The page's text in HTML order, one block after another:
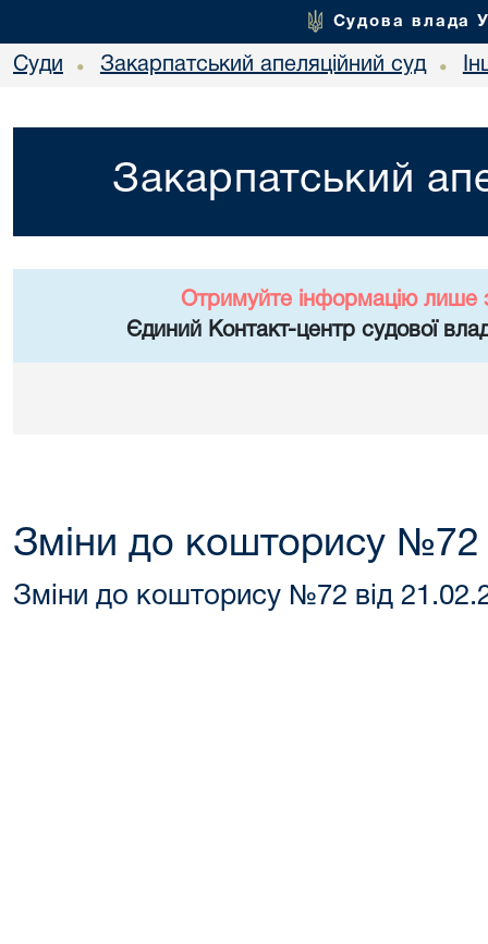
Судова влада
Суди • Закарпатський апеляційний суд •
Закарпатський
Отримуйте інформацію лише
Єдиний Контакт-центр судової
Зміни до кошторису №72
Зміни до кошторису №72 від